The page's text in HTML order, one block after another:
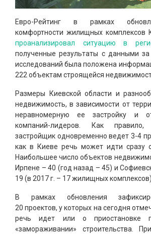
Евро-Рейтинг в рамках
комфортности жилищных комплексов
проанализировал ситуацию в
полученные результаты с данными
исследований была положена
222 объектам строящейся
Размеры Киевской области и
недвижимость, в зависимости от
неравномерную ее застройку и
компаний-лидеров. Как
застройщик одновременно ведет 3-4
как в Киеве речь может идти сразу
Наибольшее число объектов
Ирпене – 40 (год назад – 45) и
19 (в 2017 г. – 17 жилищных
В рамках обновления
20 проектов, у которых на сегодня
речь идет или о приостановке
«замораживании» строительства.